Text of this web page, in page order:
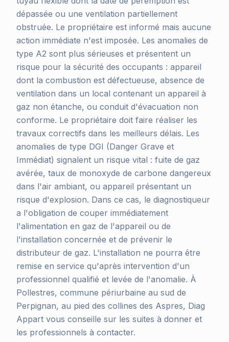
dépassée ou une ventilation partiellement
obstruée. Le propriétaire est informé mais aucune
action immédiate n'est imposée. Les anomalies de
type A2 sont plus sérieuses et présentent un
risque pour la sécurité des occupants : appareil
dont la combustion est défectueuse, absence de
ventilation dans un local contenant un appareil à
gaz non étanche, ou conduit d'évacuation non
conforme. Le propriétaire doit faire réaliser les
travaux correctifs dans les meilleurs délais. Les
anomalies de type DGI (Danger Grave et
Immédiat) signalent un risque vital : fuite de gaz
avérée, taux de monoxyde de carbone dangereux
dans l'air ambiant, ou appareil présentant un
risque d'explosion. Dans ce cas, le diagnostiqueur
a l'obligation de couper immédiatement
l'alimentation en gaz de l'appareil ou de
l'installation concernée et de prévenir le
distributeur de gaz. L'installation ne pourra être
remise en service qu'après intervention d'un
professionnel qualifié et levée de l'anomalie. À
Pollestres, commune périurbaine au sud de
Perpignan, au pied des collines des Aspres, Diag
Appart vous conseille sur les suites à donner et
les professionnels à contacter.